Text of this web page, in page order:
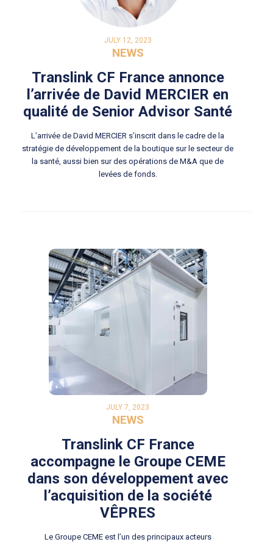
JULY 12, 2023
NEWS
Translink CF France annonce
l’arrivée de David MERCIER en
qualité de Senior Advisor Santé
L’arrivée de David MERCIER s’inscrit dans le cadre de la
stratégie de développement de la boutique sur le secteur de
la santé, aussi bien sur des opérations de M&A que de
levées de fonds.
JULY 7, 2023
NEWS
Translink CF France
accompagne le Groupe CEME
dans son développement avec
l’acquisition de la société
VÊPRES
Le Groupe CEME est l’un des principaux acteurs